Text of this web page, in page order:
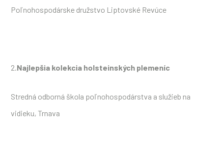
Poľnohospodárske družstvo Liptovské Revúce
2.Najlepšia kolekcia holsteinských plemeníc
Stredná odborná škola poľnohospodárstva a služieb na
vidieku, Trnava